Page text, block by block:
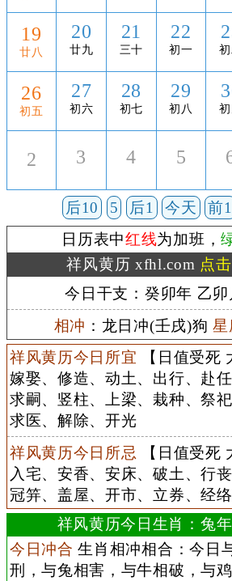
19
廿八
20
廿九
21
三十
22
初一 初
26
初五
27
初六
28
初七
29
初八
2 3 4 5
后10 5 后1 今天 前1
日历表中红线为加班，
祥风黄历 xfhl.com 点
今日干支：癸卯年 乙卯
相冲 ：龙日冲(壬戌)狗星
祥风黄历今日所宜 【日值受死
嫁娶、修造、动土、出行、赴
求嗣、竖柱、上梁、栽种、祭
求医、解除、开光
祥风黄历今日所忌
【日值受死
入宅、安香、安床、破土、行
冠笄、盖屋、开市、立券、经
祥风黄历今日生肖：兔
今日冲合 生肖相冲相合：今日
刑，与兔相害，与牛相破，与